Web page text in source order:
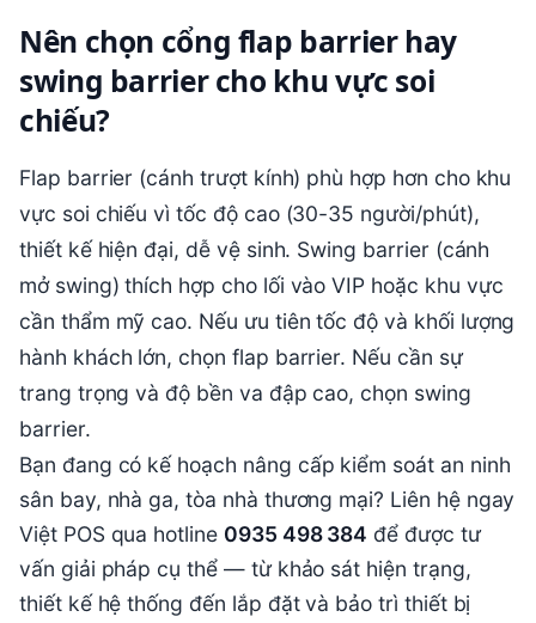
Nên chọn cổng flap barrier hay
swing barrier cho khu vực soi
chiếu?
Flap barrier (cánh trượt kính) phù hợp hơn cho khu
vực soi chiếu vì tốc độ cao (30-35 người/phút),
thiết kế hiện đại, dễ vệ sinh. Swing barrier (cánh
mở swing) thích hợp cho lối vào VIP hoặc khu vực
cần thẩm mỹ cao. Nếu ưu tiên tốc độ và khối lượng
hành khách lớn, chọn flap barrier. Nếu cần sự
trang trọng và độ bền va đập cao, chọn swing
barrier.
Bạn đang có kế hoạch nâng cấp kiểm soát an ninh
sân bay, nhà ga, tòa nhà thương mại? Liên hệ ngay
Việt POS qua hotline 0935 498 384 để được tư
vấn giải pháp cụ thể — từ khảo sát hiện trạng,
thiết kế hệ thống đến lắp đặt và bảo trì thiết bị